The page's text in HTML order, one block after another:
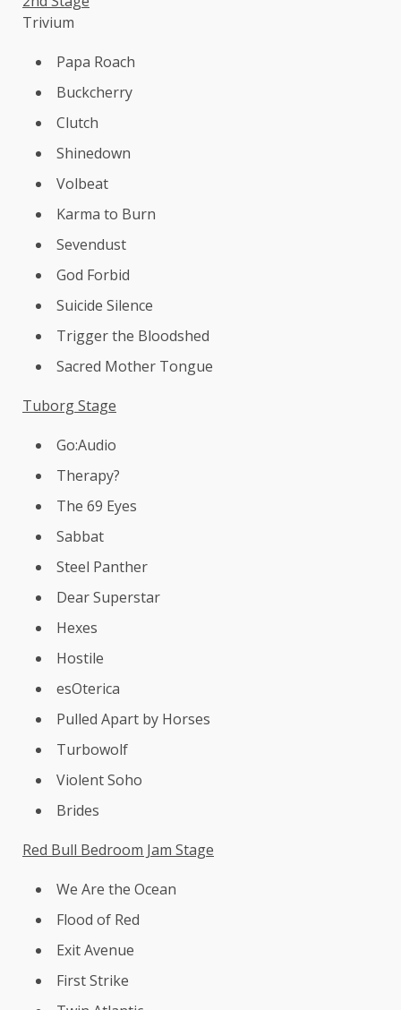
Trivium
Papa Roach
Buckcherry
Clutch
Shinedown
Volbeat
Karma to Burn
Sevendust
God Forbid
Suicide Silence
Trigger the Bloodshed
Sacred Mother Tongue
Tuborg Stage
Go:Audio
Therapy?
The 69 Eyes
Sabbat
Steel Panther
Dear Superstar
Hexes
Hostile
esOterica
Pulled Apart by Horses
Turbowolf
Violent Soho
Brides
Red Bull Bedroom Jam Stage
We Are the Ocean
Flood of Red
Exit Avenue
First Strike